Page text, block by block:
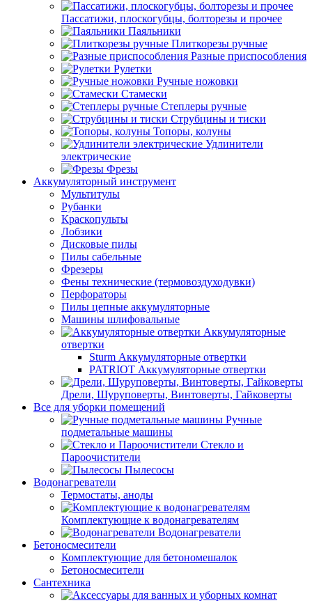
Пассатижи, плоскогубцы, болторезы и прочее
Паяльники
Плиткорезы ручные
Разные приспособления
Рулетки
Ручные ножовки
Стамески
Степлеры ручные
Струбцины и тиски
Топоры, колуны
Удлинители
электрические
Фрезы
Аккумуляторный инструмент
Мультитулы
Рубанки
Краскопульты
Лобзики
Дисковые пилы
Пилы сабельные
Фрезеры
Фены технические (термовоздуходувки)
Перфораторы
Пилы цепные аккумуляторные
Машины шлифовальные
Аккумуляторные
отвертки
Sturm Аккумуляторные отвертки
PATRIOT Аккумуляторные отвертки
Дрели, Шуруповерты, Винтоверты, Гайковерты
Все для уборки помещений
Ручные
подметальные машины
Стекло и
Пароочистители
Пылесосы
Водонагреватели
Термостаты, аноды
Комплектующие к водонагревателям
Водонагреватели
Бетоносмесители
Комплектующие для бетономешалок
Бетоносмесители
Сантехника